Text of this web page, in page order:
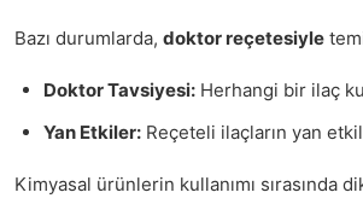
Bazı durumlarda, doktor reçetesiyle
Doktor Tavsiyesi: Herhangi bir ilaç
Yan Etkiler: Reçeteli ilaçların yan
Kimyasal ürünlerin kullanımı sırasında